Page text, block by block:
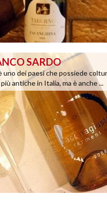
SARDO
uno dei paesi che possiede
antiche in Italia, ma è anche ...